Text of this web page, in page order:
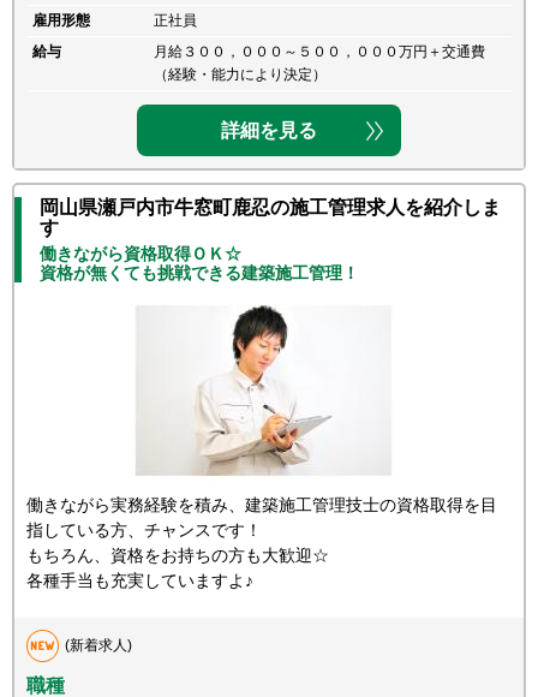
雇用形態
正社員
給与
月給３００，０００～５００，０００万円＋交通費
（経験・能力により決定）
詳細を見る
岡山県瀬戸内市牛窓町鹿忍の施工管理求人を紹介しま
す
働きながら資格取得ＯＫ☆
資格が無くても挑戦できる建築施工管理！
働きながら実務経験を積み、建築施工管理技士の資格取得を目
指している方、チャンスです！
もちろん、資格をお持ちの方も大歓迎☆
各種手当も充実していますよ♪
(新着求人)
職種